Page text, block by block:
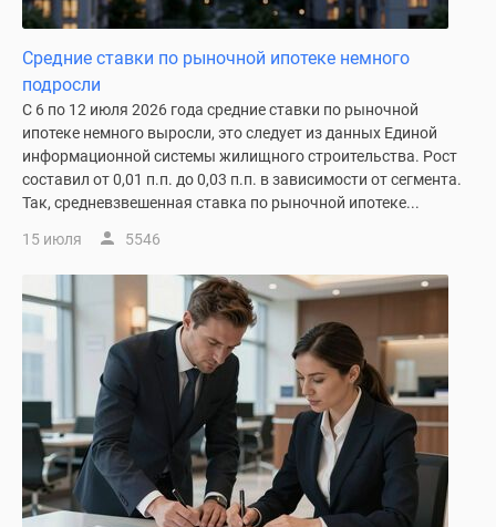
Студии
комнатные
комнатные
карте
Ипотечный
калькулятор
ипотека
Военная
ипотека
Банки
Средние ставки по рыночной ипотеке немного
подросли
С 6 по 12 июля 2026 года средние ставки по рыночной
ипотеке немного выросли, это следует из данных Единой
информационной системы жилищного строительства. Рост
составил от 0,01 п.п. до 0,03 п.п. в зависимости от сегмента.
Так, средневзвешенная ставка по рыночной ипотеке...
15 июля 5546